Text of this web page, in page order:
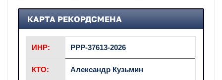
КАРТА РЕКОРДСМЕНА
ИНР: РРР-37613-2026
КТО: Александр Кузьмин